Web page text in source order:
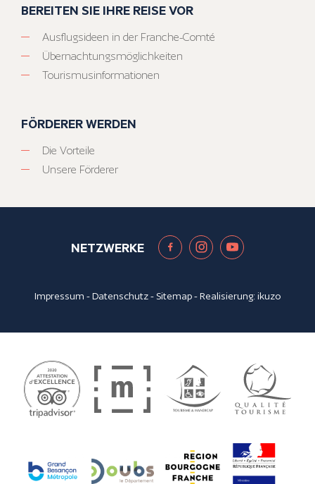
BEREITEN SIE IHRE REISE VOR
Ausflugsideen in der Franche-Comté
Übernachtungsmöglichkeiten
Tourismusinformationen
FÖRDERER WERDEN
Die Vorteile
Unsere Förderer
NETZWERKE
Impressum -Datenschutz- Sitemap- Realisierung:ikuzo